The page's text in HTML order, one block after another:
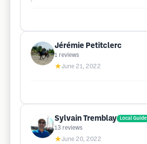
Jérémie Petitclerc
1 reviews
★June 21, 2022
Sylvain Tremblay Local Guide
13 reviews
★June 20, 2022